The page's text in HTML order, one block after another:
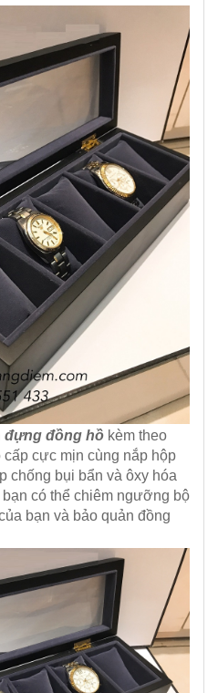
đựng đồng hồ kèm theo
cực mịn cùng nắp hộp
chống bụi bẩn và ôxy hóa
có thể chiêm ngưỡng bộ
bạn và bảo quản đồng